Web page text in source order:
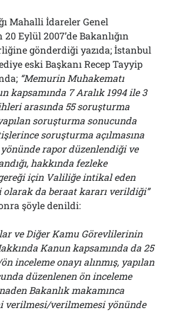
Mahalli İdareler Genel
Eylül 2007’de Bakanlığın
gönderdiği yazıda; İstanbul
eski Başkanı Recep Tayyip
“Memurin Muhakematı
kapsamında 7 Aralık 1994 ile 3
arasında 55 soruşturma
yapılan soruşturma sonucunda
soruşturma açılmasına
yönünde rapor düzenlendiği ve
hakkında fezleke
için Valiliğe intikal eden
da beraat kararı verildiği”
şöyle denildi:
ve Diğer Kamu Görevlilerinin
Kanun kapsamında da 25
inceleme onayı alınmış, yapılan
düzenlenen ön inceleme
Bakanlık makamınca
verilmesi/verilmemesi yönünde